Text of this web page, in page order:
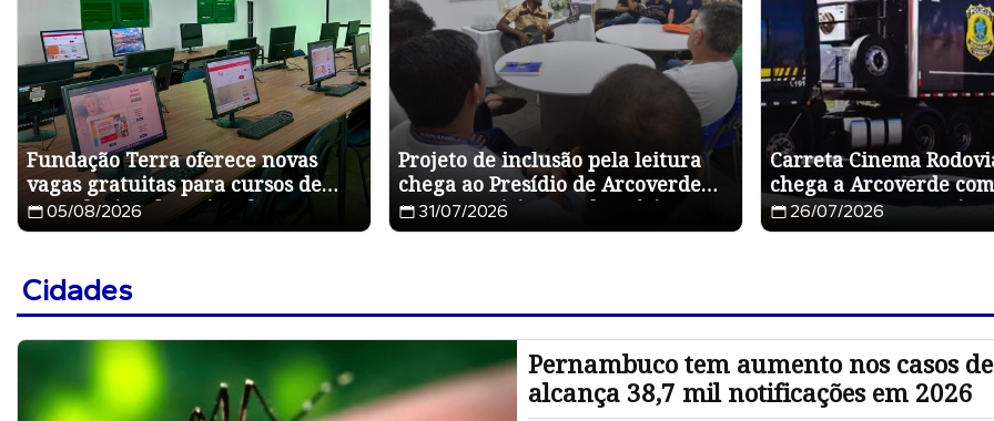
Fundação Terra oferece novas
vagas gratuitas para cursos de
Tecnologia Educacional -
Informática Básica e Avançada
05/08/2026
Projeto de inclusão pela leitura
chega ao Presídio de Arcoverde
com a participação do músico
Cannibal
31/07/2026
Carreta Cinema
chega a Arcoverde com
programação gratuita
educação no trânsito
26/07/2026
Cidades
Pernambuco tem aumento nos casos
alcança 38,7 mil notificações em 2026